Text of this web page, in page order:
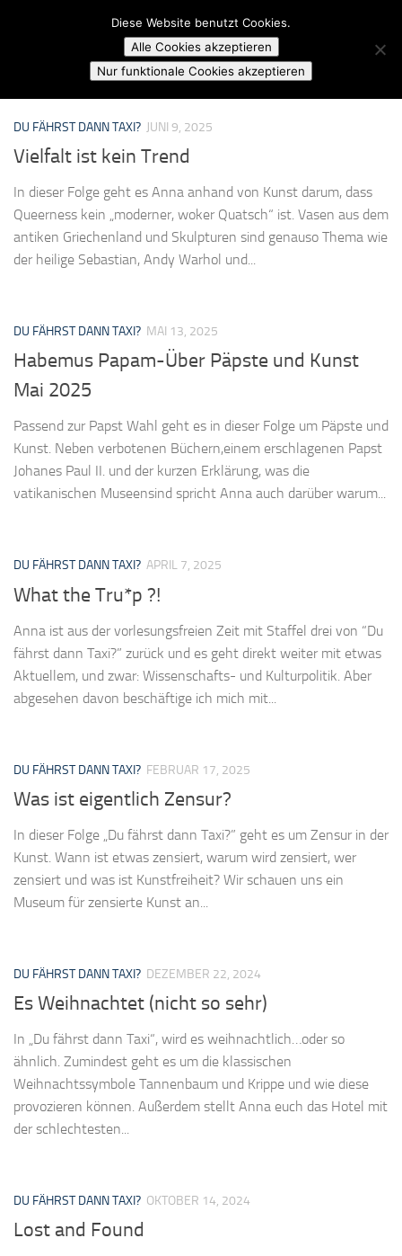
Skip to content
Campusradio Karlsruhe
KATEGORIE:DU FÄHRST DANN TAXI?
DU FÄHRST DANN TAXI? JUNI 9, 2025
Vielfalt ist kein Trend
In dieser Folge geht es Anna anhand von Kunst darum, dass
Queerness kein „moderner, woker Quatsch“ ist. Vasen aus dem
antiken Griechenland und Skulpturen sind genauso Thema wie
der heilige Sebastian, Andy Warhol und...
DU FÄHRST DANN TAXI? MAI 13, 2025
Habemus Papam-Über Päpste und Kunst
Mai 2025
Passend zur Papst Wahl geht es in dieser Folge um Päpste und
Kunst. Neben verbotenen Büchern,einem erschlagenen Papst
Johanes Paul II. und der kurzen Erklärung, was die
vatikanischen Museensind spricht Anna auch darüber warum...
DU FÄHRST DANN TAXI? APRIL 7, 2025
What the Tru*p ?!
Anna ist aus der vorlesungsfreien Zeit mit Staffel drei von “Du
fährst dann Taxi?” zurück und es geht direkt weiter mit etwas
Aktuellem, und zwar: Wissenschafts- und Kulturpolitik. Aber
abgesehen davon beschäftige ich mich mit...
DU FÄHRST DANN TAXI? FEBRUAR 17, 2025
Was ist eigentlich Zensur?
In dieser Folge „Du fährst dann Taxi?” geht es um Zensur in der
Kunst. Wann ist etwas zensiert, warum wird zensiert, wer
zensiert und was ist Kunstfreiheit? Wir schauen uns ein
Museum für zensierte Kunst an...
DU FÄHRST DANN TAXI? DEZEMBER 22, 2024
Es Weihnachtet (nicht so sehr)
In „Du fährst dann Taxi“, wird es weihnachtlich…oder so
ähnlich. Zumindest geht es um die klassischen
Weihnachtssymbole Tannenbaum und Krippe und wie diese
provozieren können. Außerdem stellt Anna euch das Hotel mit
der schlechtesten...
DU FÄHRST DANN TAXI? OKTOBER 14, 2024
Lost and Found
Diese Website benutzt Cookies.
Alle Cookies akzeptieren
Nur funktionale Cookies akzeptieren